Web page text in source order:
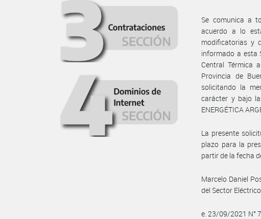
Se comunica a
acuerdo a lo
modificatorias y
informado a esta
Central Térmica
Provincia de
solicitando la
carácter y bajo
ENERGÉTICA
La presente
plazo para la
partir de la fecha
Marcelo Daniel
del Sector
e. 23/09/2021 N°